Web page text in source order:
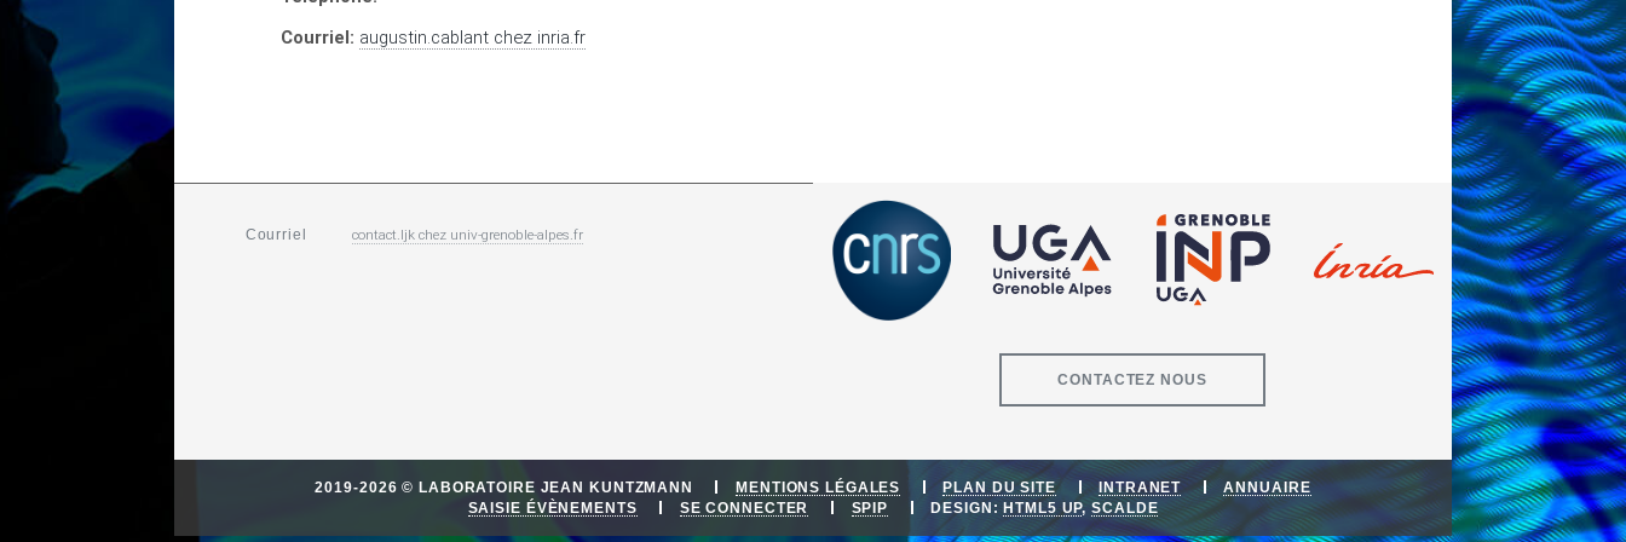
Courriel: augustin.cablant chez inria.fr
Courriel contact.ljkchez univ-grenoble-alpes.fr
CONTACTEZ NOUS
2019-2026 © LABORATOIRE JEAN KUNTZMANN MENTIONS LÉGALES PLAN DU SITE INTRANET
ANNUAIRE
SAISIE ÉVÈNEMENTS
SE CONNECTER SPIP DESIGN: HTML5 UP,SCALDE